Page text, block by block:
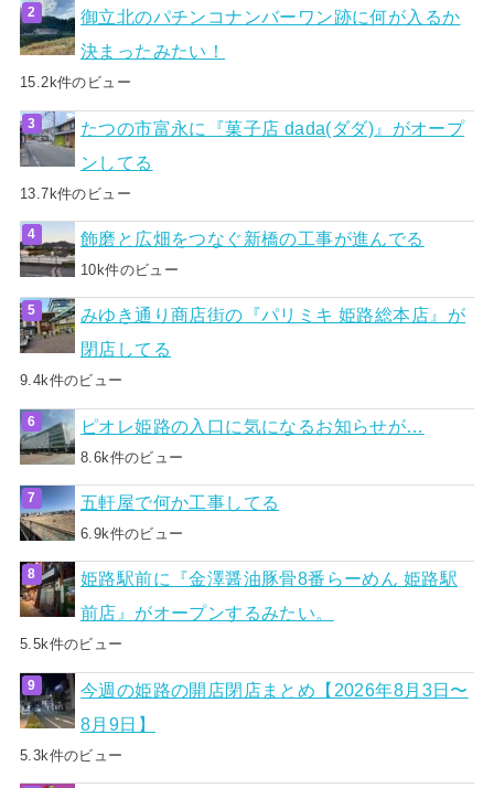
御立北のパチンコナンバーワン跡に何が入るか
決まったみたい！
15.2k件のビュー
たつの市富永に『菓子店 dada(ダダ)』がオープ
ンしてる
13.7k件のビュー
飾磨と広畑をつなぐ新橋の工事が進んでる
10k件のビュー
みゆき通り商店街の『パリミキ 姫路総本店』が
閉店してる
9.4k件のビュー
ピオレ姫路の入口に気になるお知らせが…
8.6k件のビュー
五軒屋で何か工事してる
6.9k件のビュー
姫路駅前に『金澤醤油豚骨8番らーめん 姫路駅
前店』がオープンするみたい。
5.5k件のビュー
今週の姫路の開店閉店まとめ【2026年8月3日〜
8月9日】
5.3k件のビュー